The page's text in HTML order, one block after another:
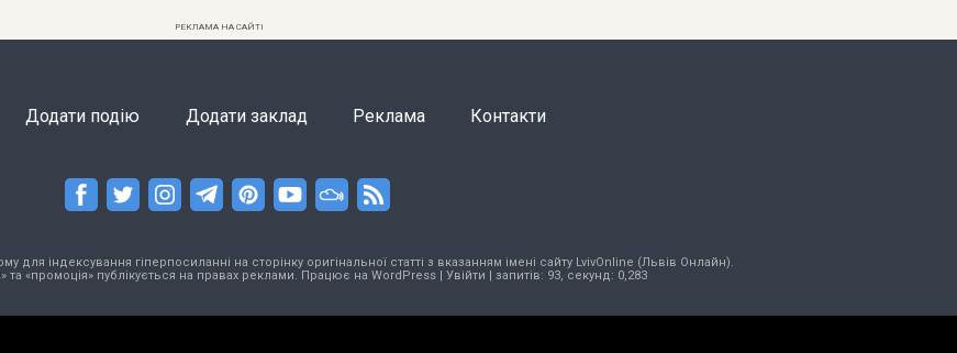
РЕКЛАМА НА САЙТІ
Додати подію Додати заклад Реклама Контакти
для індексування гіперпосиланні на сторінку оригінальної статті з вказанням імені сайту LvivOnline (Львів Онлайн).
та «промоція» публікується на правах реклами. Працює на WordPress| Увійти | запитів: 93, секунд: 0,283